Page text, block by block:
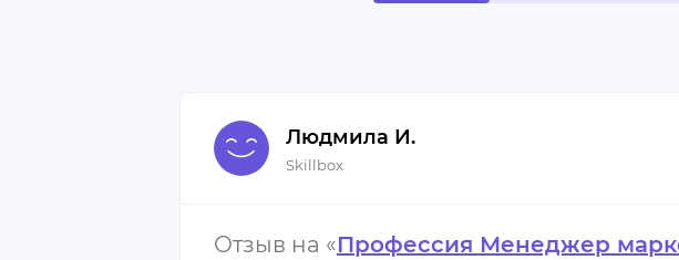
Людмила И.
Skillbox
Отзыв на «Профессия Менеджер